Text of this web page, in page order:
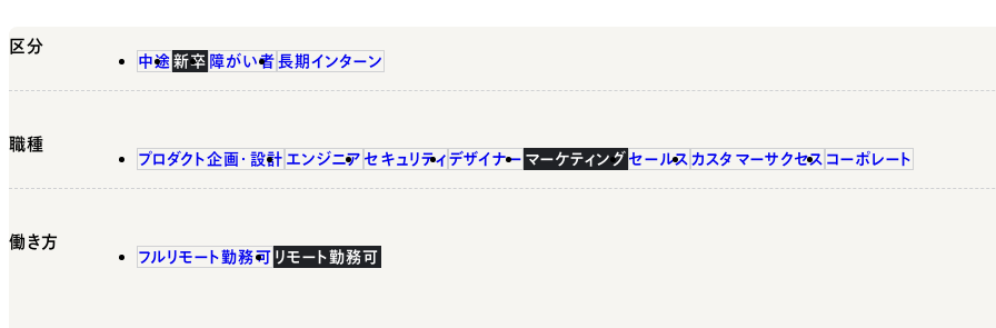
区分
中途 新卒 障がい者 長期インターン
職種
プロダクト企画・設計 エンジニア セキュリティ デザイナー マーケティング セールス カスタマーサクセス コーポレート
働き方
フルリモート勤務可 リモート勤務可